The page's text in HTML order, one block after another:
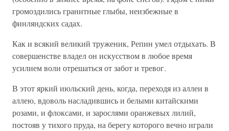
громоздились гранитные глыбы, неизбежные в
финляндских садах.
Как и всякий великий труженик, Репин умел отдыхать. В
совершенстве владел он искусством в любое время
усилием воли отрешаться от забот и тревог.
В этот яркий июльский день, когда, переходя из аллеи в
аллею, вдоволь насладившись и белыми китайскими
розами, и флоксами, и зарослями оранжевых лилий,
постояв у тихого пруда, на берегу которого вечно играли